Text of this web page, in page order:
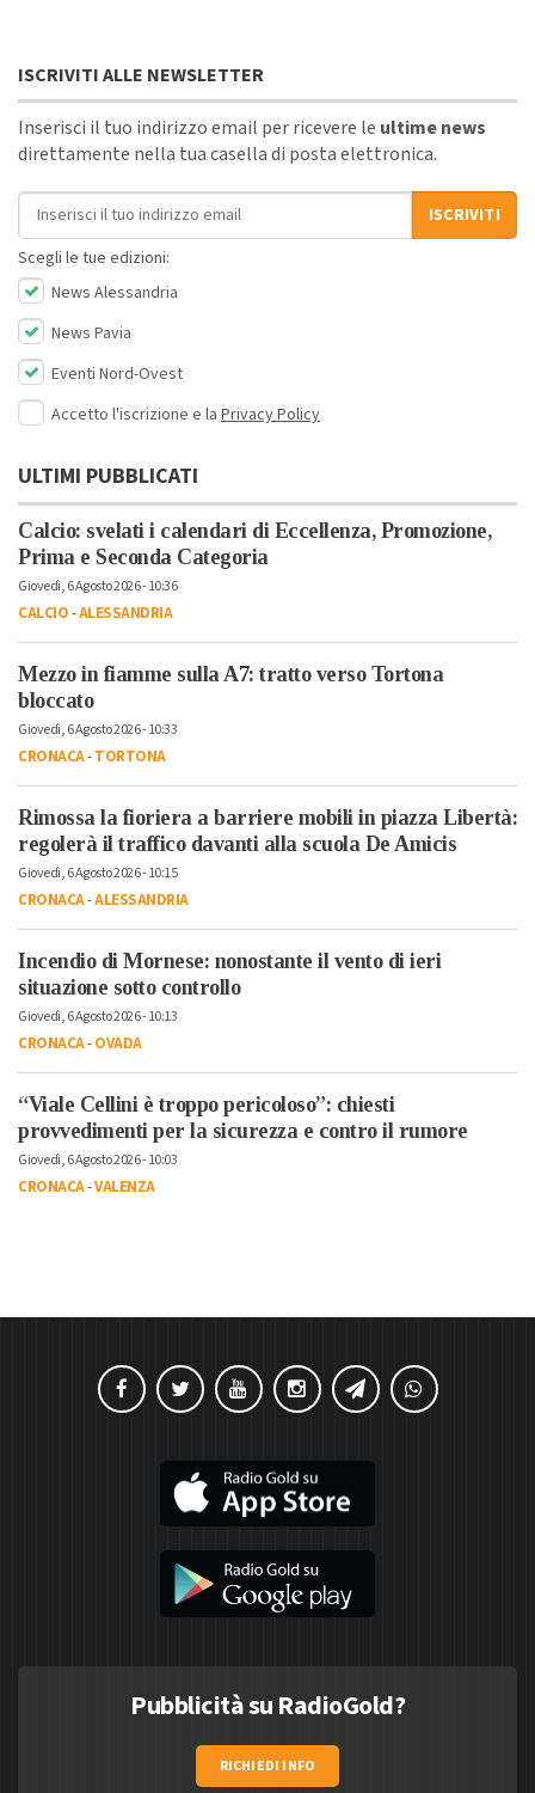
ISCRIVITI ALLE NEWSLETTER
Inserisci il tuo indirizzo email per ricevere le ultime news
direttamente nella tua casella di posta elettronica.
Indirizzo email
ISCRIVITI
Scegli le tue edizioni:
News Alessandria
News Pavia
Eventi Nord-Ovest
Accetto l'iscrizione e la Privacy Policy
ULTIMI PUBBLICATI
Calcio: svelati i calendari di Eccellenza, Promozione,
Prima e Seconda Categoria
Giovedì, 6 Agosto 2026 - 10:36
CALCIO-ALESSANDRIA
Mezzo in fiamme sulla A7: tratto verso Tortona
bloccato
Giovedì, 6 Agosto 2026 - 10:33
CRONACA-TORTONA
Rimossa la fioriera a barriere mobili in piazza Libertà:
regolerà il traffico davanti alla scuola De Amicis
Giovedì, 6 Agosto 2026 - 10:15
CRONACA-ALESSANDRIA
Incendio di Mornese: nonostante il vento di ieri
situazione sotto controllo
Giovedì, 6 Agosto 2026 - 10:13
CRONACA-OVADA
“Viale Cellini è troppo pericoloso”: chiesti
provvedimenti per la sicurezza e contro il rumore
Giovedì, 6 Agosto 2026 - 10:03
CRONACA-VALENZA
Pubblicità su RadioGold?
RICHIEDI INFO